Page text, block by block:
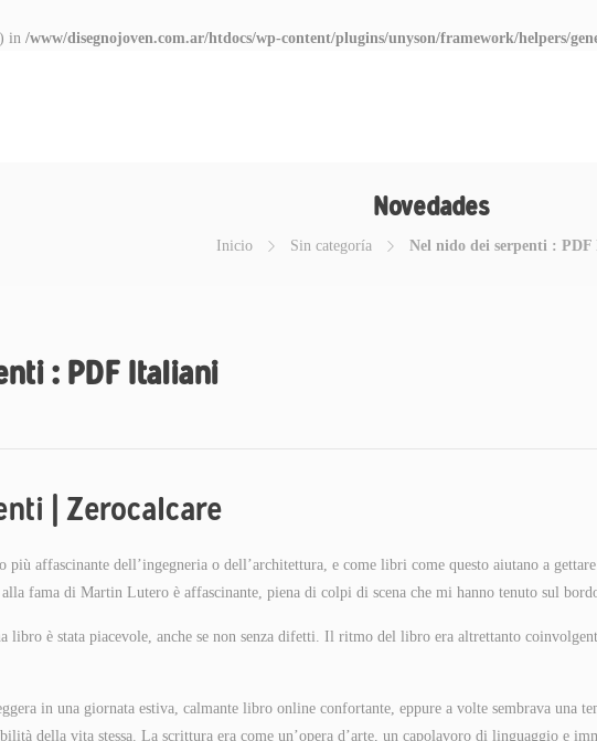
in /www/disegnojoven.com.ar/htdocs/wp-content/plugins/unyson/framework/helpers/
Novedades
Inicio Sin categoría Nel nido dei serpenti :
: PDF Italiani
| Zerocalcare
affascinante dell’ingegneria o dell’architettura, e come libri come questo aiutano a
alla fama di Martin Lutero è affascinante, piena di colpi di scena che mi hanno tenuto sul
libro è stata piacevole, anche se non senza difetti. Il ritmo del libro era altrettanto
in una giornata estiva, calmante libro online confortante, eppure a volte sembrava una
della vita stessa. La scrittura era come un’opera d’arte, un capolavoro di linguaggio e